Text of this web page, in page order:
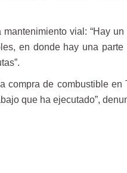
vial: “Hay un
en donde hay una parte
compra de combustible en
que ha ejecutado”,